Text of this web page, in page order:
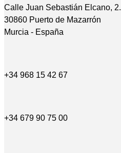
Calle Juan Sebastián Elcano, 2.
30860 Puerto de Mazarrón
Murcia - España
+34 968 15 42 67
+34 679 90 75 00